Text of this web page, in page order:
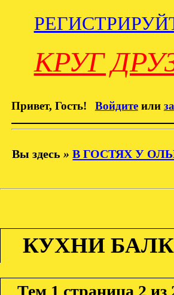
КРУГ
Привет, Гость! Войдитеили
Вы здесь »В ГОСТЯХ У
КУХНИ
Тем 1 страница 2 из